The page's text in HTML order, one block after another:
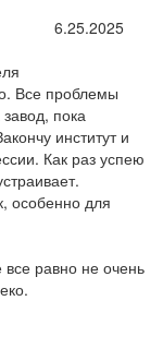
6.25.2025
Все проблемы
пока
институт и
Как раз успею
особенно для
все равно не очень